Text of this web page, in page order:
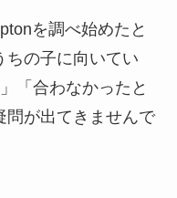
を調べ始めたと
ちの子に向いてい
「合わなかったと
問が出てきませんで